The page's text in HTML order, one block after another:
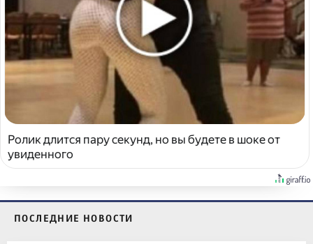
Ролик длится пару секунд, но вы будете в шоке от
увиденного
ПОСЛЕДНИЕ НОВОСТИ